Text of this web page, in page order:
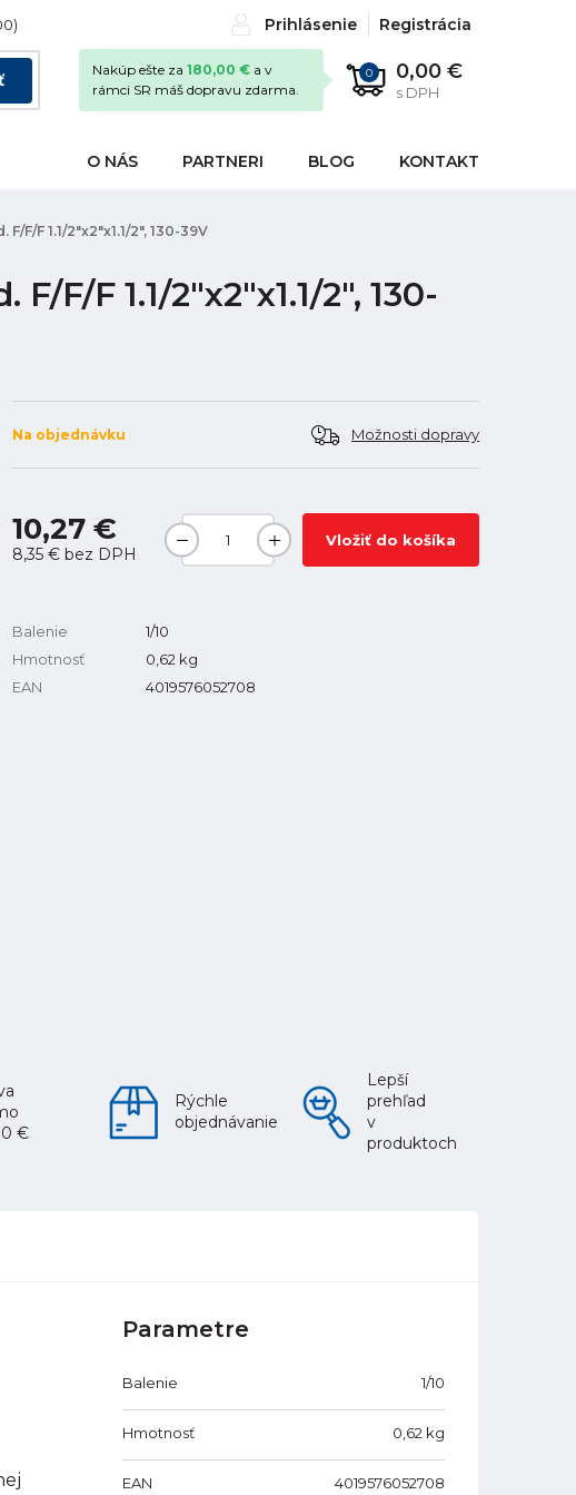
Prihlásenie Registrácia
0 0,00 €
s DPH
Nakúp ešte za 180,00 € a v
rámci SR máš dopravu zdarma.
O NÁS PARTNERI BLOG KONTAKT
F/F 1.1/2"x2"x1.1/2", 130-39V
F/F 1.1/2"x2"x1.1/2", 130-
Na objednávku Možnosti dopravy
10,27 €
8,35 € bez DPH
Vložiť do košíka
Balenie
1/10
Hmotnosť
0,62 kg
EAN
4019576052708
€
Rýchle
objednávanie
Lepší
prehľad
v
produktoch
Parametre
Balenie 1/10
Hmotnosť 0,62 kg
EAN 4019576052708